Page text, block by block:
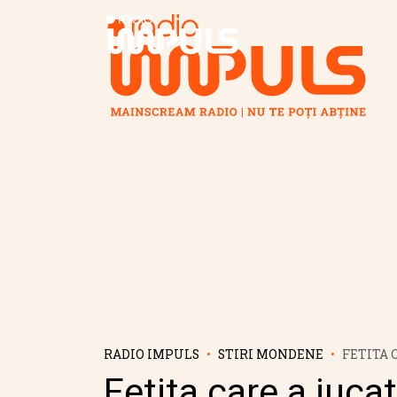
Radio Impuls
RADIO IMPULS STIRI MONDENE
FETITA
IN